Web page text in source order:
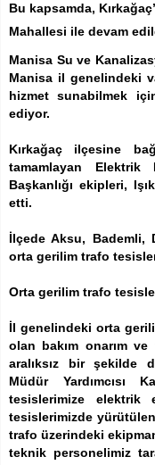
Bu kapsamda,
Mahallesi ile devam
Manisa Su ve
Manisa il genelindeki
hizmet sunabilmek
ediyor.
Kırkağaç ilçesine
tamamlayan
Başkanlığı ekipleri,
etti.
İlçede Aksu, Bademli,
orta gerilim trafo
Orta gerilim trafo
İl genelindeki orta
olan bakım onarım ve
aralıksız bir şekilde
Müdür Yardımcısı
tesislerimize
tesislerimizde
trafo üzerindeki
teknik personelimiz